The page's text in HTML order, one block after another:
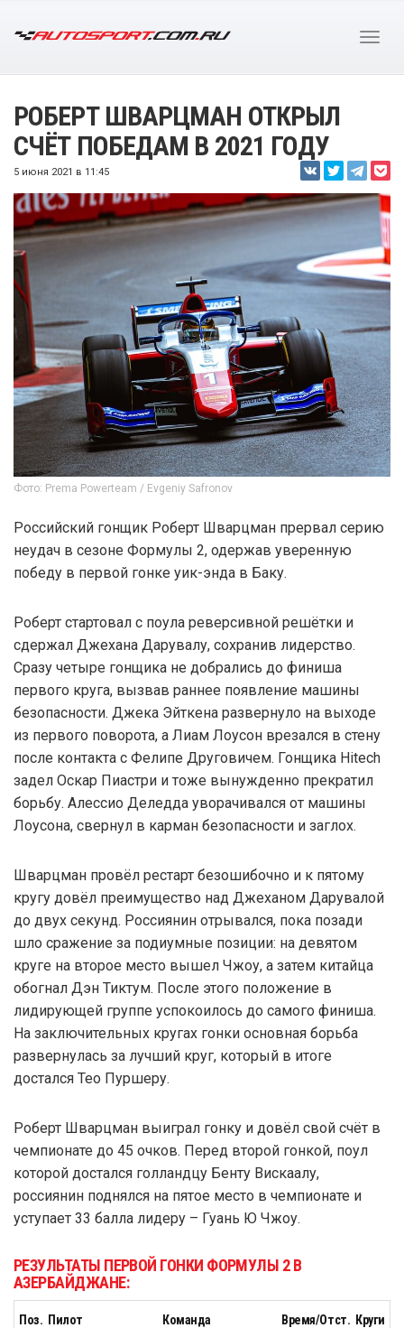
РОБЕРТ ШВАРЦМАН ОТКРЫЛ
СЧЁТ ПОБЕДАМ В 2021 ГОДУ
5 июня 2021 в 11:45
Фото: Prema Powerteam / Evgeniy Safronov
Российский гонщик Роберт Шварцман прервал серию
неудач в сезоне Формулы 2, одержав уверенную
победу в первой гонке уик-энда в Баку.
Роберт стартовал с поула реверсивной решётки и
сдержал Джехана Дарувалу, сохранив лидерство.
Сразу четыре гонщика не добрались до финиша
первого круга, вызвав раннее появление машины
безопасности. Джека Эйткена развернуло на выходе
из первого поворота, а Лиам Лоусон врезался в стену
после контакта с Фелипе Друговичем. Гонщика Hitech
задел Оскар Пиастри и тоже вынужденно прекратил
борьбу. Алессио Деледда уворачивался от машины
Лоусона, свернул в карман безопасности и заглох.
Шварцман провёл рестарт безошибочно и к пятому
кругу довёл преимущество над Джеханом Дарувалой
до двух секунд. Россиянин отрывался, пока позади
шло сражение за подиумные позиции: на девятом
круге на второе место вышел Чжоу, а затем китайца
обогнал Дэн Тиктум. После этого положение в
лидирующей группе успокоилось до самого финиша.
На заключительных кругах гонки основная борьба
развернулась за лучший круг, который в итоге
достался Тео Пуршеру.
Роберт Шварцман выиграл гонку и довёл свой счёт в
чемпионате до 45 очков. Перед второй гонкой, поул
которой достался голландцу Бенту Вискаалу,
россиянин поднялся на пятое место в чемпионате и
уступает 33 балла лидеру – Гуань Ю Чжоу.
РЕЗУЛЬТАТЫ ПЕРВОЙ ГОНКИ ФОРМУЛЫ 2 В
АЗЕРБАЙДЖАНЕ:
Поз. Пилот Команда Время/Отст. Круги